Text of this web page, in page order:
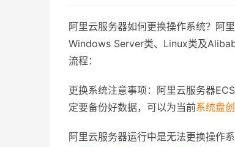
阿里云服务器如何更换操作系统？阿
Windows Server类、Linux类及
流程：
更换系统注意事项：阿里云服务器
定要备份好数据，可以为当前系统盘
阿里云服务器运行中是无法更换操作